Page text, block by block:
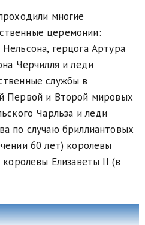
многие
церемонии:
герцога Артура
Черчилля и леди
службы в
Первой и Второй мировых
Чарльза и леди
по случаю бриллиантовых
60 лет) королевы
Елизаветы II (в